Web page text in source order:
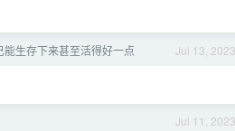
Jul 13, 2023
生存下来甚至活得好一点
Jul 11, 2023